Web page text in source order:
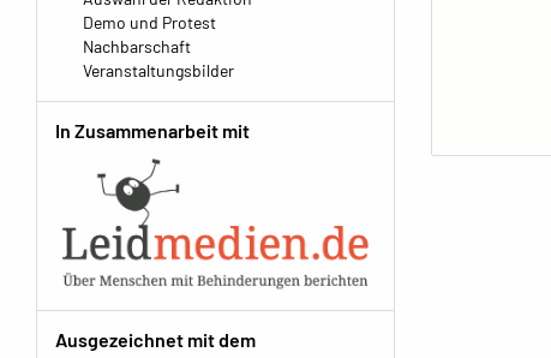
Demo und Protest
Nachbarschaft
Veranstaltungsbilder
In Zusammenarbeit mit
Ausgezeichnet mit dem